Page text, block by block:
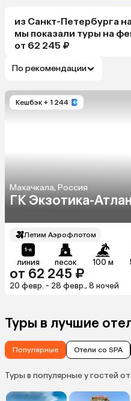
из Санкт-Петербурга
мы показали туры на
от 62 245 ₽
По рекомендации
Кешбэк + 1 244
Махачкала, Россия
ГК Экзотика-
Летим Аэрофлотом
линия песок 100 м
от 62 245 ₽
20 февр. - 28 февр., 8 ночей
Туры в лучшие
Популярные Отели со SPA
Туры в популярные у гостей